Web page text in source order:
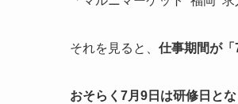
それを見ると、 仕事期間が「
おそらく7月9日は研修日と